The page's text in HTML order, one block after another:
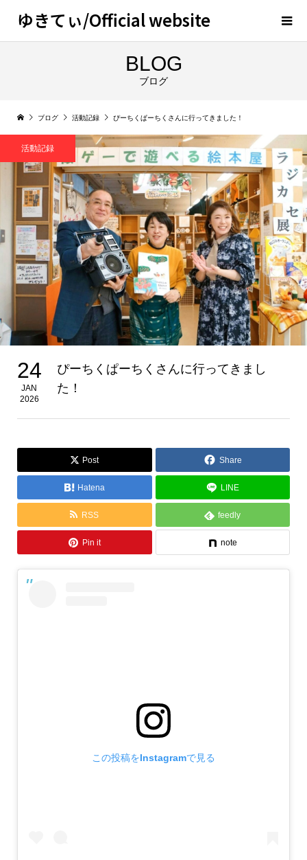
ゆきてぃ/Official website
BLOG
ブログ
ブログ 活動記録 ぴーちくぱーちくさんに行ってきました！
活動記録
24
JAN
2026
ぴーちくぱーちくさんに行ってきまし
た！
Post Share
Hatena LINE
RSS feedly
Pin it note
この投稿をInstagramで見る